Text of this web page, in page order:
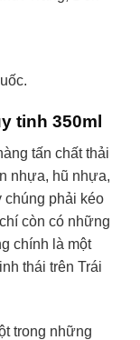
tinh 350ml
tấn chất thải
nhựa, hũ nhựa,
chúng phải kéo
còn có những
chính là một
thái trên Trái
trong những